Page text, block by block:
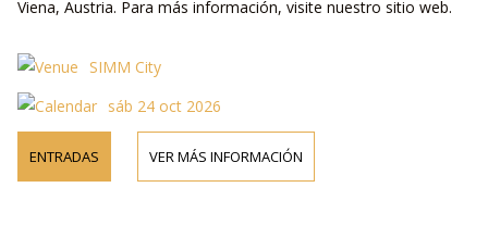
Viena, Austria. Para más información, visite nuestro sitio web.
SIMM City
sáb 24 oct 2026
ENTRADAS VER MÁS INFORMACIÓN